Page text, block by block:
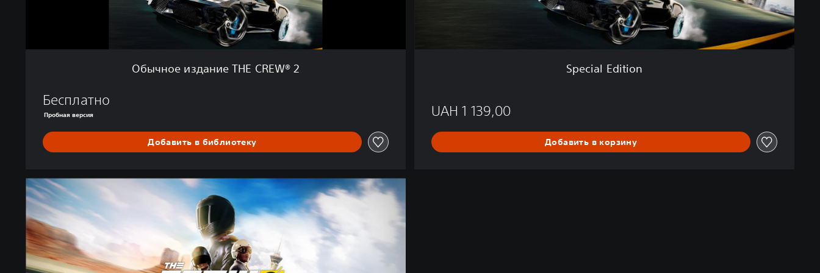
E
Обычное издание THE CREW® 2
Бесплатно
Пробная версия
Добавить в библиотеку
Special Edition
UAH 1 139,00
Добавить в корзину
G
o
l
d
E
d
i